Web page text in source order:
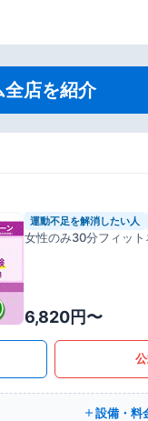
全店を紹介
運動不足を解消したい人
女性のみ30分フィット
6,820円〜
設備・料